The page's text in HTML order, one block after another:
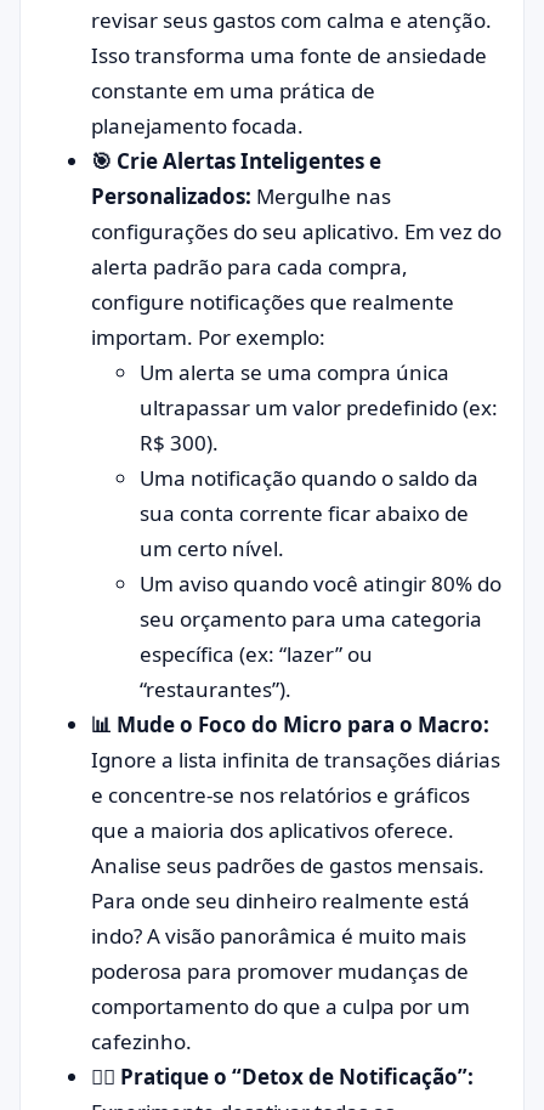
revisar seus gastos com calma e atenção.
Isso transforma uma fonte de ansiedade
constante em uma prática de
planejamento focada.
🎯 Crie Alertas Inteligentes e
Personalizados: Mergulhe nas
configurações do seu aplicativo. Em vez do
alerta padrão para cada compra,
configure notificações que realmente
importam. Por exemplo:
Um alerta se uma compra única
ultrapassar um valor predefinido (ex:
R$ 300).
Uma notificação quando o saldo da
sua conta corrente ficar abaixo de
um certo nível.
Um aviso quando você atingir 80% do
seu orçamento para uma categoria
específica (ex: “lazer” ou
“restaurantes”).
📊 Mude o Foco do Micro para o Macro:
Ignore a lista infinita de transações diárias
e concentre-se nos relatórios e gráficos
que a maioria dos aplicativos oferece.
Analise seus padrões de gastos mensais.
Para onde seu dinheiro realmente está
indo? A visão panorâmica é muito mais
poderosa para promover mudanças de
comportamento do que a culpa por um
cafezinho.
🧘‍♀️ Pratique o “Detox de Notificação”: